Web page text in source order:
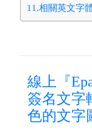
11.相關英文字
線上『
簽名文字
色的文字